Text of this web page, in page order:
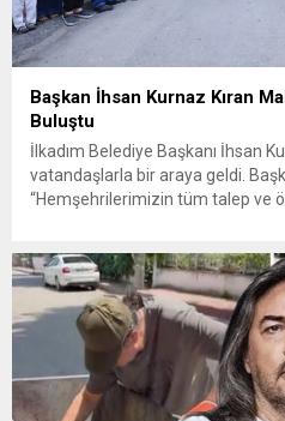
Başkan İhsan Kurnaz Kıran
Buluştu
İlkadım Belediye Başkanı İhsan
vatandaşlarla bir araya geldi.
“Hemşehrilerimizin tüm talep ve
sohbet eden, onların talep ve
Kurnaz, gelen taleplerin çözümü